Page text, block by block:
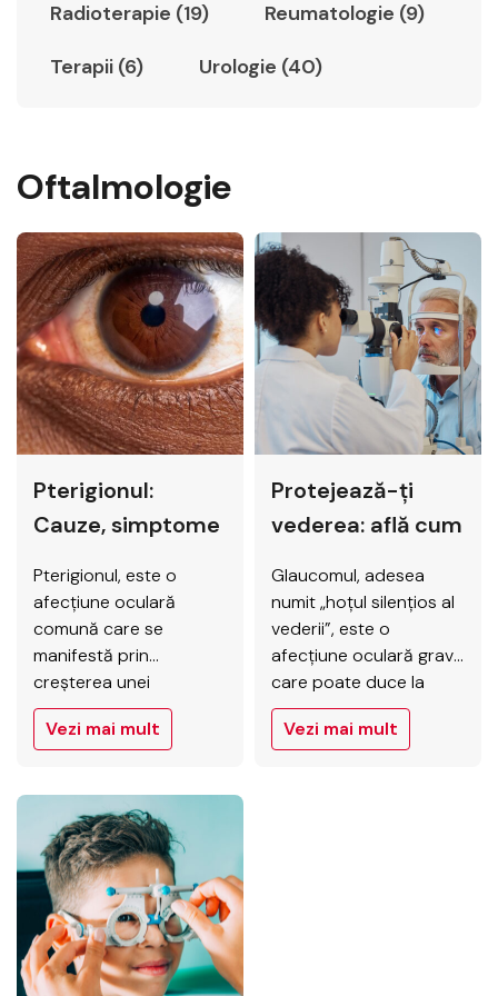
Radioterapie (19)
Reumatologie (9)
Terapii (6)
Urologie (40)
Oftalmologie
Pterigionul:
Cauze, simptome
Pterigionul, este o
afecțiune oculară
comună care se
manifestă prin
creșterea unei
membrane
fibrovasculare peste
acoperă sclera (partea
albă a ochiului). De
obicei, pterigionul
apare în partea internă
a ochiului, lângă nas, și
se poate extinde
treptat spre cornee,
Vezi mai mult
Protejează-ți
vederea: află cum
glaucomul
Glaucomul, adesea
numit „hoțul silențios al
vederii”, este o
afecțiune oculară gravă
care poate duce la
pierderea ireversibilă a
vederii. Deoarece, în
Vezi mai mult